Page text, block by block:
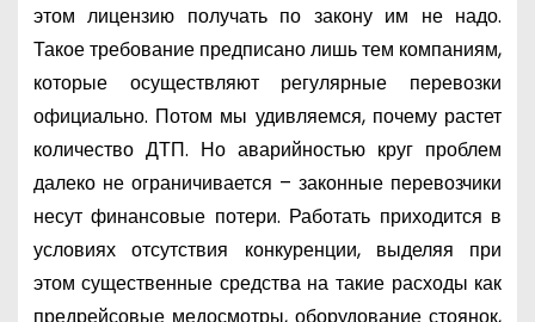
этом лицензию получать по закону им не надо.
Такое требование предписано лишь тем компаниям,
которые осуществляют регулярные перевозки
официально. Потом мы удивляемся, почему растет
количество ДТП. Но аварийностью круг проблем
далеко не ограничивается – законные перевозчики
несут финансовые потери. Работать приходится в
условиях отсутствия конкуренции, выделяя при
этом существенные средства на такие расходы как
предрейсовые медосмотры, оборудование стоянок,